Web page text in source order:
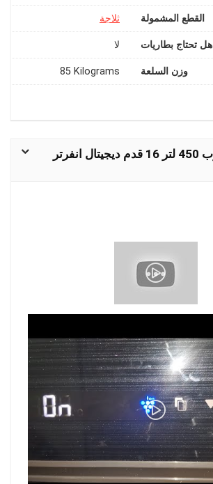
القطع المشمولة
هل تحتاج بطاريات
وزن السلعة ‎85 Kilograms
ثلاجة شارب 450 لتر 16 قدم ديجيتال انفرتر